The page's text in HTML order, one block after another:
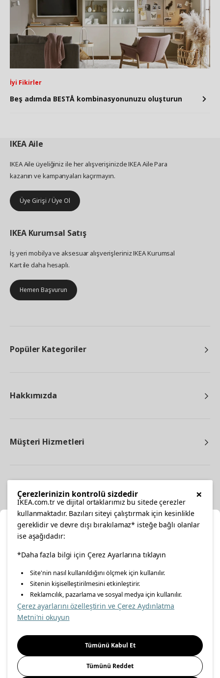
İyi Fikirler
Beş adımda BESTÅ kombinasyonunuzu oluşturun
IKEAAile
IKEA Aile üyeliğiniz ile her alışverişinizde IKEA Aile Para
kazanın ve kampanyaları kaçırmayın.
Üye Girişi / Üye Ol
IKEA Kurumsal Satış
İş yeri mobilya ve aksesuar alışverişleriniz IKEA Kurumsal
Kart ile daha hesaplı.
Hemen Başvurun
Popüler Kategoriler
Hakkımızda
Müşteri Hizmetleri
facebooktwitterinstagrampinterestyoutube
linkedin
Enerji Politikası Bilgi Güvenliği Politikası
Gıda Güvenliği Politikası
Önemli Bilgilendirme İnternet Sitesi Gizlilik Politikası
Kişisel Verilerin Korunması
Konumunuzu Seçin
İnternetten vereceğiniz siparişlerinizde size özel hizmet ve
içerikleri görebilmek için lütfen konumuzu seçin.
İl seçiniz
Seçiniz
×
Çerezlerinizin kontrolü sizdedir
IKEA.com.tr ve dijital ortaklarımız bu sitede çerezler
kullanmaktadır. Bazıları siteyi çalıştırmak için kesinlikle
gereklidir ve devre dışı bırakılamaz* isteğe bağlı olanlar
ise aşağıdadır:
*Daha fazla bilgi için Çerez Ayarlarına tıklayın
Site'nin nasıl kullanıldığını ölçmek için kullanılır.
Sitenin kişiselleştirilmesini etkinleştirir.
Reklamcılık, pazarlama ve sosyal medya için kullanılır.
Çerez ayarlarını özelleştirin ve Çerez Aydınlatma
Metni'ni okuyun
Tümünü Kabul Et
Tümünü Reddet